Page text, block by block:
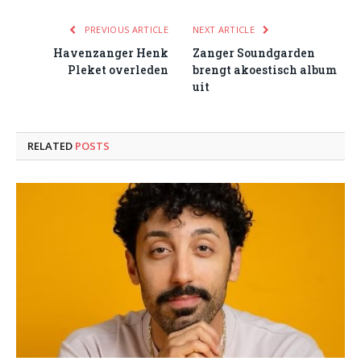
PREVIOUS ARTICLE
Havenzanger Henk
Pleket overleden
NEXT ARTICLE
Zanger Soundgarden
brengt akoestisch album
uit
RELATED POSTS